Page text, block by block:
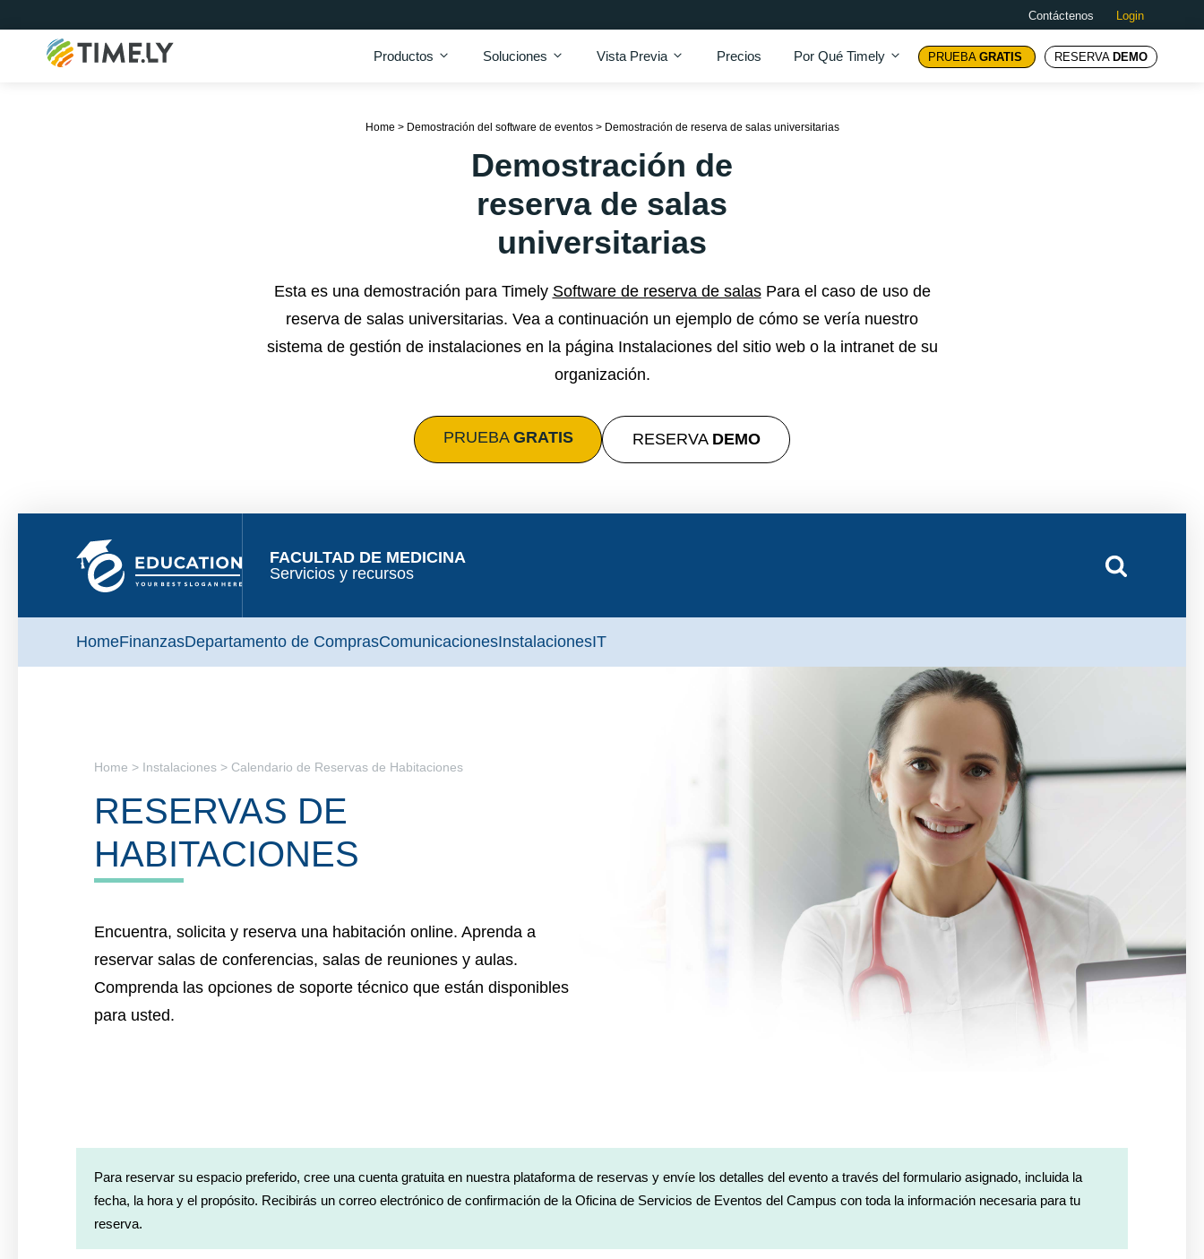
Contáctenos Login
Timely
Productos Soluciones Vista Previa Precios Por Qué Timely PRUEBA GRATIS RESERVA DEMO
Home > Demostración del software de eventos> Demostración de reserva de salas universitarias
Demostración de
reserva de salas
universitarias
Esta es una demostración para Timely Software de reserva de salasPara el caso de uso de
reserva de salas universitarias. Vea a continuación un ejemplo de cómo se vería nuestro
sistema de gestión de instalaciones en la página Instalaciones del sitio web o la intranet de su
organización.
PRUEBA GRATIS RESERVA DEMO
FACULTAD DE MEDICINA
Servicios y recursos
HomeFinanzasDepartamento de ComprasComunicacionesInstalacionesIT
Home > Instalaciones > Calendario de Reservas de Habitaciones
RESERVAS DE
HABITACIONES
Encuentra, solicita y reserva una habitación online. Aprenda a
reservar salas de conferencias, salas de reuniones y aulas.
Comprenda las opciones de soporte técnico que están disponibles
para usted.
Para reservar su espacio preferido, cree una cuenta gratuita en nuestra plataforma de reservas y envíe los detalles del evento a través del formulario asignado, incluida la
fecha, la hora y el propósito. Recibirás un correo electrónico de confirmación de la Oficina de Servicios de Eventos del Campus con toda la información necesaria para tu
reserva.